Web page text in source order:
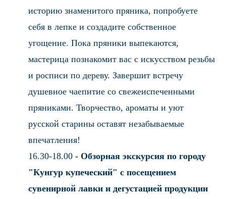
историю знаменитого пряника, попробуете
себя в лепке и создадите собственное
угощение. Пока пряники выпекаются,
мастерица познакомит вас с искусством резьбы
и росписи по дереву. Завершит встречу
душевное чаепитие со свежеиспеченными
пряниками. Творчество, ароматы и уют
русской старины оставят незабываемые
впечатления!
16.30-18.00 - Обзорная экскурсия по городу
"Кунгур купеческий" с посещением
сувенирной лавки и дегустацией продукции